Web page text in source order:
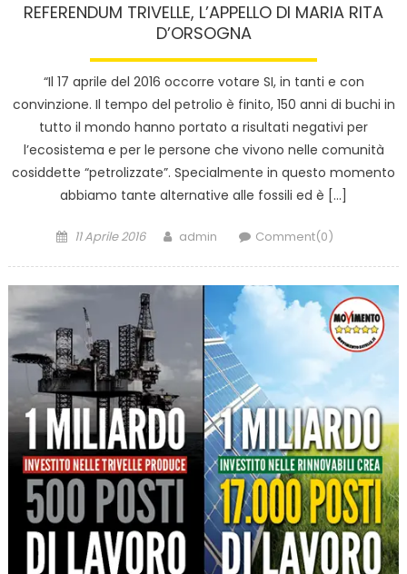
REFERENDUM TRIVELLE, L’APPELLO DI MARIA RITA
D’ORSOGNA
“Il 17 aprile del 2016 occorre votare SI, in tanti e con
convinzione. Il tempo del petrolio è finito, 150 anni di buchi in
tutto il mondo hanno portato a risultati negativi per
l’ecosistema e per le persone che vivono nelle comunità
cosiddette “petrolizzate”. Specialmente in questo momento
abbiamo tante alternative alle fossili ed è […]
Posted
11 Aprile 2016 Author
admin Comment(0)